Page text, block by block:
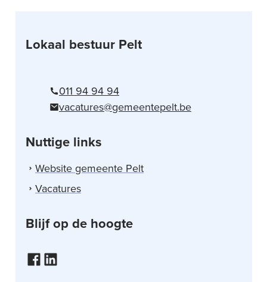
Lokaal bestuur Pelt
011 94 94 94
E-mail vacatures@gemeentepelt.be
Nuttige links
Website gemeente Pelt
Vacatures
Blijf op de hoogte
Facebook
LinkedIn